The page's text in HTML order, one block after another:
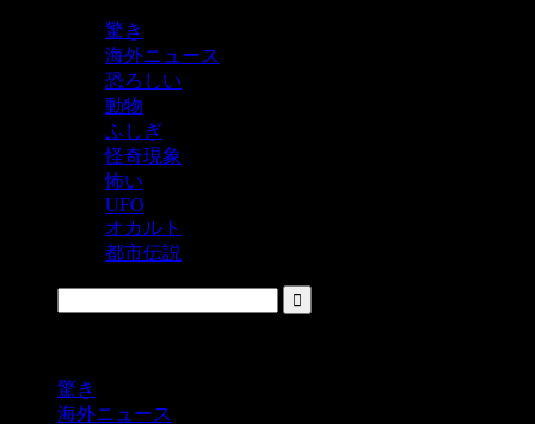
驚き
海外ニュース
恐ろしい
動物
ふしぎ
怪奇現象
怖い
UFO
オカルト
都市伝説
驚き
海外ニュース